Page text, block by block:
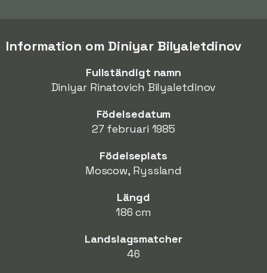
Information om Diniyar Bilyaletdinov
Fullständigt namn
Diniyar Rinatovich Bilyaletdinov
Födelsedatum
27 februari 1985
Födelseplats
Moscow, Ryssland
Längd
186 cm
Landslagsmatcher
46